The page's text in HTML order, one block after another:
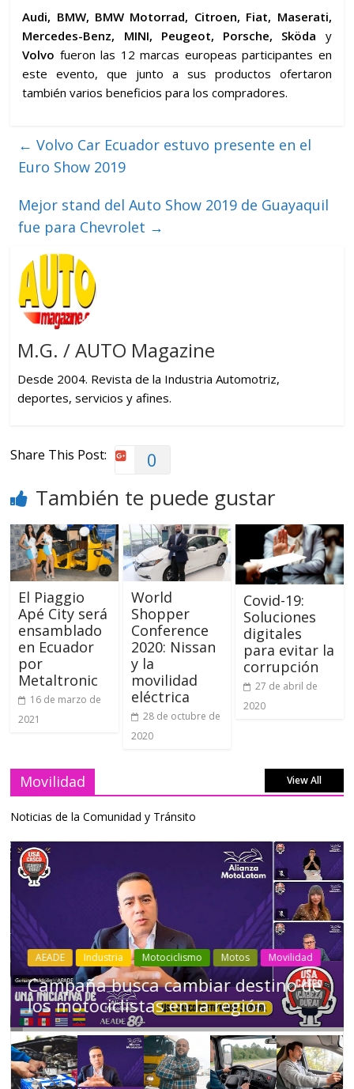
Audi, BMW, BMW Motorrad, Citroen, Fiat, Maserati,
Mercedes-Benz, MINI, Peugeot, Porsche, Sköda y
Volvo fueron las 12 marcas europeas participantes en
este evento, que junto a sus productos ofertaron
también varios beneficios para los compradores.
← Volvo Car Ecuador estuvo presente en el
Euro Show 2019
Mejor stand del Auto Show 2019 de Guayaquil
fue para Chevrolet →
M.G. / AUTO Magazine
Desde 2004. Revista de la Industria Automotriz,
deportes, servicios y afines.
Share This Post: 0
También te puede gustar
El Piaggio
Apé City será
ensamblado
en Ecuador
por
Metaltronic
16 de marzo de
2021
World
Shopper
Conference
2020: Nissan
y la
movilidad
eléctrica
28 de octubre de
2020
Covid-19:
Soluciones
digitales
para evitar la
corrupción
27 de abril de
2020
Movilidad View All
Noticias de la Comunidad y Tránsito
Industria Movilidad Transporte Varios
Choferes profesionales mantienen a
Ecuador en movimiento